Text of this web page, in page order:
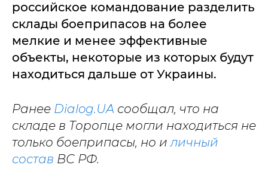
российское командование разделить
склады боеприпасов на более
мелкие и менее эффективные
объекты, некоторые из которых будут
находиться дальше от Украины.
Ранее Dialog.UA сообщал, что на
складе в Торопце могли находиться не
только боеприпасы, но иличный
состав ВС РФ.